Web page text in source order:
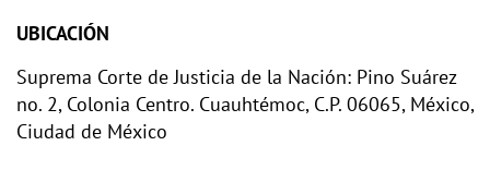
UBICACIÓN
Suprema Corte de Justicia de la Nación: Pino Suárez
no. 2, Colonia Centro. Cuauhtémoc, C.P. 06065, México,
Ciudad de México